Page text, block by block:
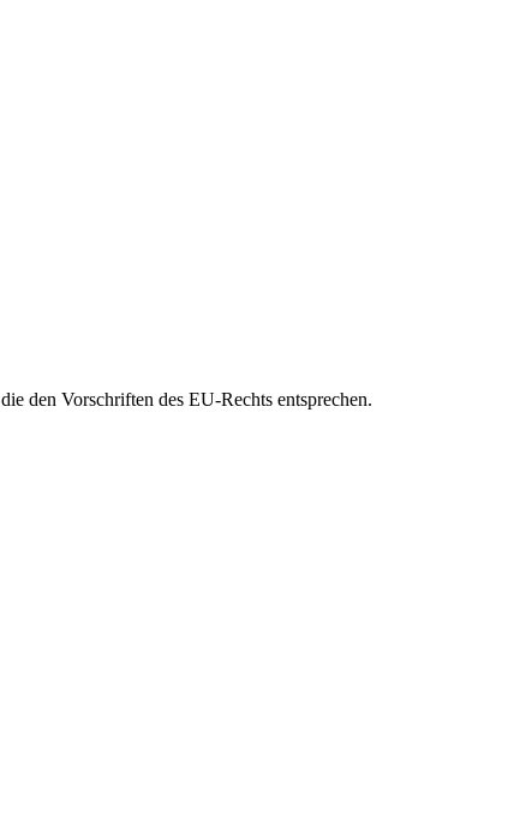
den Vorschriften des EU-Rechts entsprechen.